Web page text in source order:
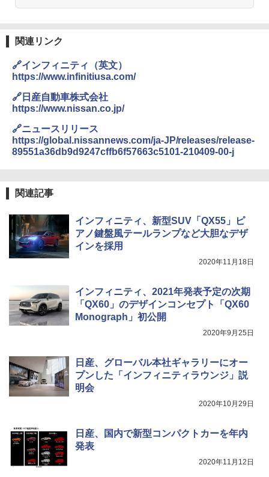
関連リンク
🔗インフィニティ（英文）
https://www.infinitiusa.com/
🔗日産自動車株式会社
https://www.nissan.co.jp/
🔗ニュースリリース
https://global.nissannews.com/ja-JP/releases/release-
89551a36db9d9247cffb6f57663c5101-210409-00-j
関連記事
インフィニティ、新型SUV「QX55」ピ
アノ鍵盤風テールランプなど大胆なデザ
インを採用
2020年11月18日
インフィニティ、2021年発表予定の次期
「QX60」のデザインコンセプト「QX60
Monograph」初公開
2020年9月25日
日産、グローバル本社ギャラリーにオー
プンした「インフィニティラウンジ」説
明会
2020年10月29日
日産、国内で新型コンパクトカーを年内
発表
2020年11月12日